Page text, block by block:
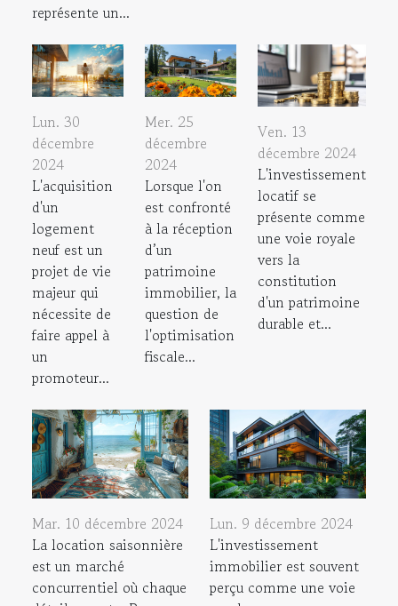
représente un...
Lun. 30
décembre
2024
L'acquisition
d'un
logement
neuf est un
projet de vie
majeur qui
nécessite de
faire appel à
un
promoteur...
Mer. 25
décembre
2024
Lorsque l'on
est confronté
à la réception
d’un
patrimoine
immobilier, la
question de
l'optimisation
fiscale...
Ven. 13
décembre 2024
L'investissement
locatif se
présente comme
une voie royale
vers la
constitution
d'un patrimoine
durable et...
Mar. 10 décembre 2024
La location saisonnière
est un marché
concurrentiel où chaque
Lun. 9 décembre 2024
L'investissement
immobilier est souvent
perçu comme une voie